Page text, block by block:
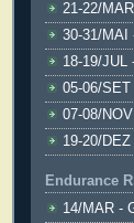
21-22/
30-31/MAI
18-19/JUL
05-06/
07-08/
19-20/
Endurance
14/MAR -